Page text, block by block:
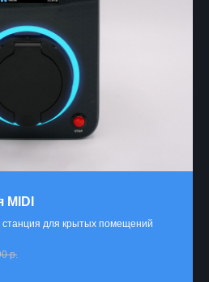
станция для крытых помещений
р.